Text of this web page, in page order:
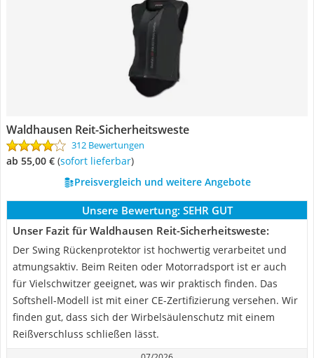
Waldhausen Reit-Sicherheitsweste
312 Bewertungen
ab 55,00 € ( Sofort lieferbar)
Preisvergleich und weitere Angebote
Unsere Bewertung: SEHR GUT
Unser Fazit für Waldhausen Reit-Sicherheitsweste:
Der Swing Rückenprotektor ist hochwertig verarbeitet und
atmungsaktiv. Beim Reiten oder Motorradsport ist er auch
für Vielschwitzer geeignet, was wir praktisch finden. Das
Softshell-Modell ist mit einer CE-Zertifizierung versehen. Wir
finden gut, dass sich der Wirbelsäulenschutz mit einem
Reißverschluss schließen lässt.